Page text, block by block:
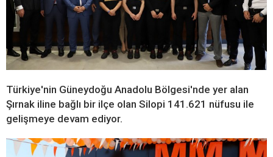
Türkiye'nin Güneydoğu Anadolu Bölgesi'nde yer alan
Şırnak iline bağlı bir ilçe olan Silopi 141.621 nüfusu ile
gelişmeye devam ediyor.